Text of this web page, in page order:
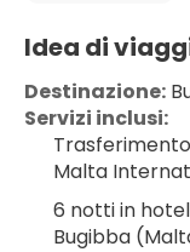
Idea di
Destinazione:
Servizi inclusi:
Malta
6 notti in hotel
Bugibba